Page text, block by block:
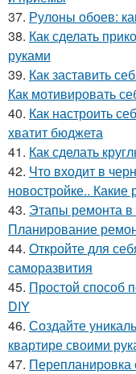
37. Рулоны обоев:
38. Как сделать
руками
39. Как заставить
Как мотивировать
40. Как настроить
хватит бюджета
41. Как сделать
42. Что входит в
новостройке.. Какие
43. Этапы ремонта в
Планирование
44. Откройте для
саморазвития
45. Простой способ
DIY
46. Создайте
квартире своими
47. Перепланировка